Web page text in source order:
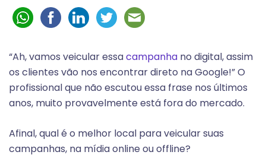
“Ah, vamos veicular essacampanha no digital, assim
os clientes vão nos encontrar direto na Google!” O
profissional que não escutou essa frase nos últimos
anos, muito provavelmente está fora do mercado.
Afinal, qual é o melhor local para veicular suas
campanhas, na mídia online ou offline?